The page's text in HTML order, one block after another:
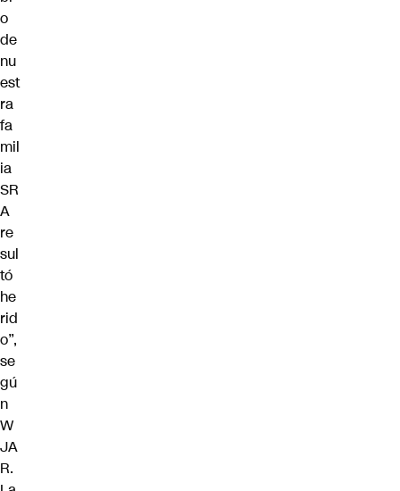
o
de
nu
est
ra
fa
mil
ia
SR
A
re
sul
tó
he
rid
o”,
se
gú
n
W
JA
R.